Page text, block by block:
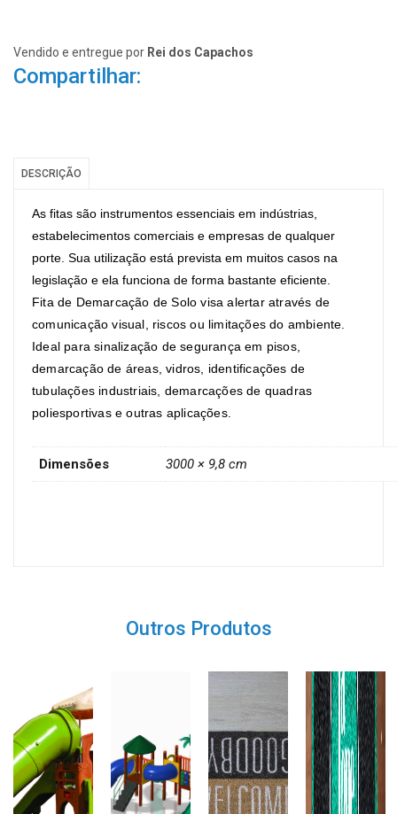
Vendido e entregue por Rei dos Capachos
Compartilhar:
DESCRIÇÃO
As fitas são instrumentos essenciais em indústrias,
estabelecimentos comerciais e empresas de qualquer
porte. Sua utilização está prevista em muitos casos na
legislação e ela funciona de forma bastante eficiente.
Fita de Demarcação de Solo visa alertar através de
comunicação visual, riscos ou limitações do ambiente.
Ideal para sinalização de segurança em pisos,
demarcação de áreas, vidros, identificações de
tubulações industriais, demarcações de quadras
poliesportivas e outras aplicações.
Dimensões 3000 × 9,8 cm
Outros Produtos